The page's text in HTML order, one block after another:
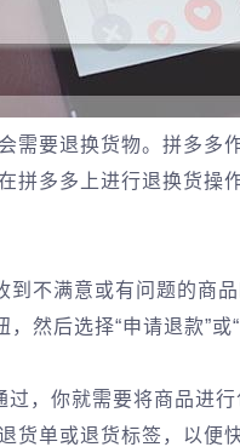
需要退换货物。拼多多
拼多多上进行退换货操
不满意或有问题的商
然后选择“申请退款”
，你就需要将商品进
货单或退货标签，以便